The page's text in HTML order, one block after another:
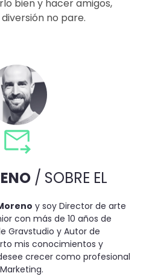
bien y hacer amigos,
no pare.
/ SOBRE EL
y soy Director de arte
con más de 10 años de
Gravstudio y Autor de
mis conocimientos y
crecer como profesional